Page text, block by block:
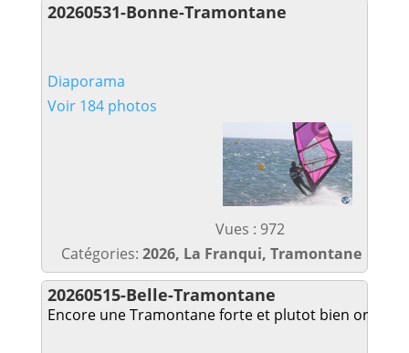
20260531-Bonne-Tramontane
Diaporama
Voir 184 photos
Vues : 972
Catégories:2026, La Franqui, Tramontane
20260515-Belle-Tramontane
Encore une Tramontane forte et plutot bien